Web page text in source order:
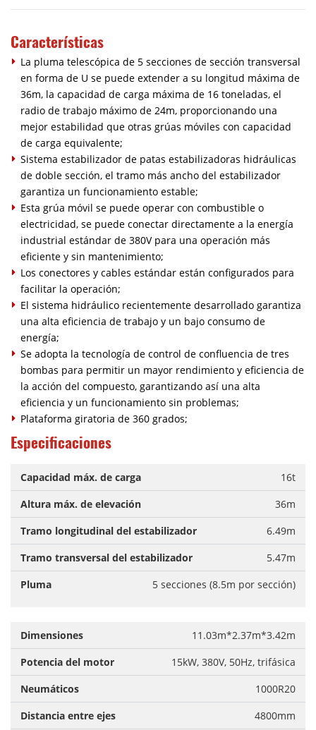
Características
La pluma telescópica de 5 secciones de sección transversal
en forma de U se puede extender a su longitud máxima de
36m, la capacidad de carga máxima de 16 toneladas, el
radio de trabajo máximo de 24m, proporcionando una
mejor estabilidad que otras grúas móviles con capacidad
de carga equivalente;
Sistema estabilizador de patas estabilizadoras hidráulicas
de doble sección, el tramo más ancho del estabilizador
garantiza un funcionamiento estable;
Esta grúa móvil se puede operar con combustible o
electricidad, se puede conectar directamente a la energía
industrial estándar de 380V para una operación más
eficiente y sin mantenimiento;
Los conectores y cables estándar están configurados para
facilitar la operación;
El sistema hidráulico recientemente desarrollado garantiza
una alta eficiencia de trabajo y un bajo consumo de
energía;
Se adopta la tecnología de control de confluencia de tres
bombas para permitir un mayor rendimiento y eficiencia de
la acción del compuesto, garantizando así una alta
eficiencia y un funcionamiento sin problemas;
Plataforma giratoria de 360 grados;
Especificaciones
Capacidad máx. de carga
16t
Altura máx. de elevación
36m
Tramo longitudinal del estabilizador
6.49m
Tramo transversal del estabilizador
5.47m
Pluma
5 secciones (8.5m por sección)
Dimensiones
11.03m*2.37m*3.42m
Potencia del motor
15kW, 380V, 50Hz, trifásica
Neumáticos
1000R20
Distancia entre ejes
4800mm